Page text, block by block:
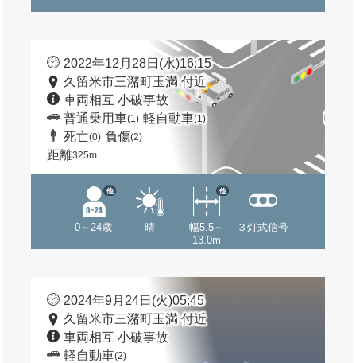
2022年12月28日(水)16:15
久留米市三潴町玉満 付近
車両相互 小破事故
普通乗用車(1) 軽自動車(1)
死亡(0) 負傷(2)
距離325m
0～24歳
他
晴
幅5.5～
13.0m
他
３灯式信号
2024年9月24日(火)05:45
久留米市三潴町玉満 付近
車両相互 小破事故
軽自動車(2)